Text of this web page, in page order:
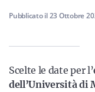
Servizi
Pubblicato il23 Ottobre
Scelte le date per l’
dell’Università di